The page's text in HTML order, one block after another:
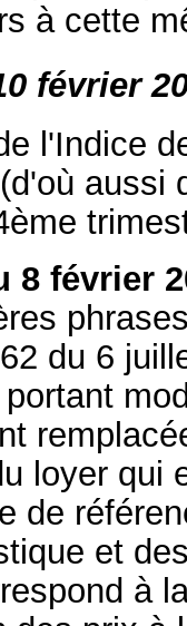
à cette
février
l'Indice
8 février
du 6
loyer qui
de
et
à